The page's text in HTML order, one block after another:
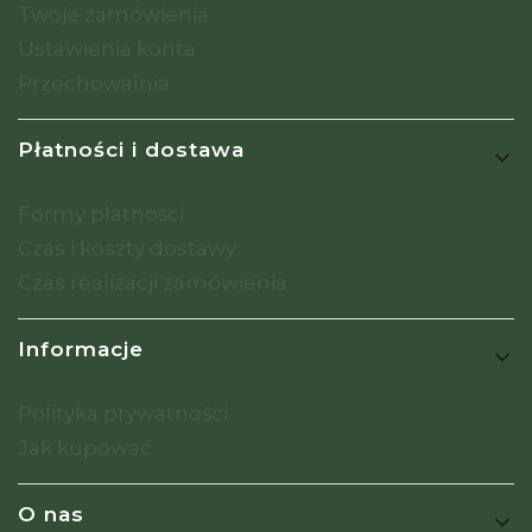
Twoje zamówienia
Ustawienia konta
Przechowalnia
Płatności i dostawa
Formy płatności
Czas i koszty dostawy
Czas realizacji zamówienia
Informacje
Polityka prywatności
Jak kupować
O nas